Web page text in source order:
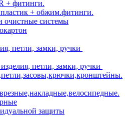
+ фитинги.
+ обжим.фитинги.
очистные системы
петли, замки, ручки
петли, замки, ручки
защиты